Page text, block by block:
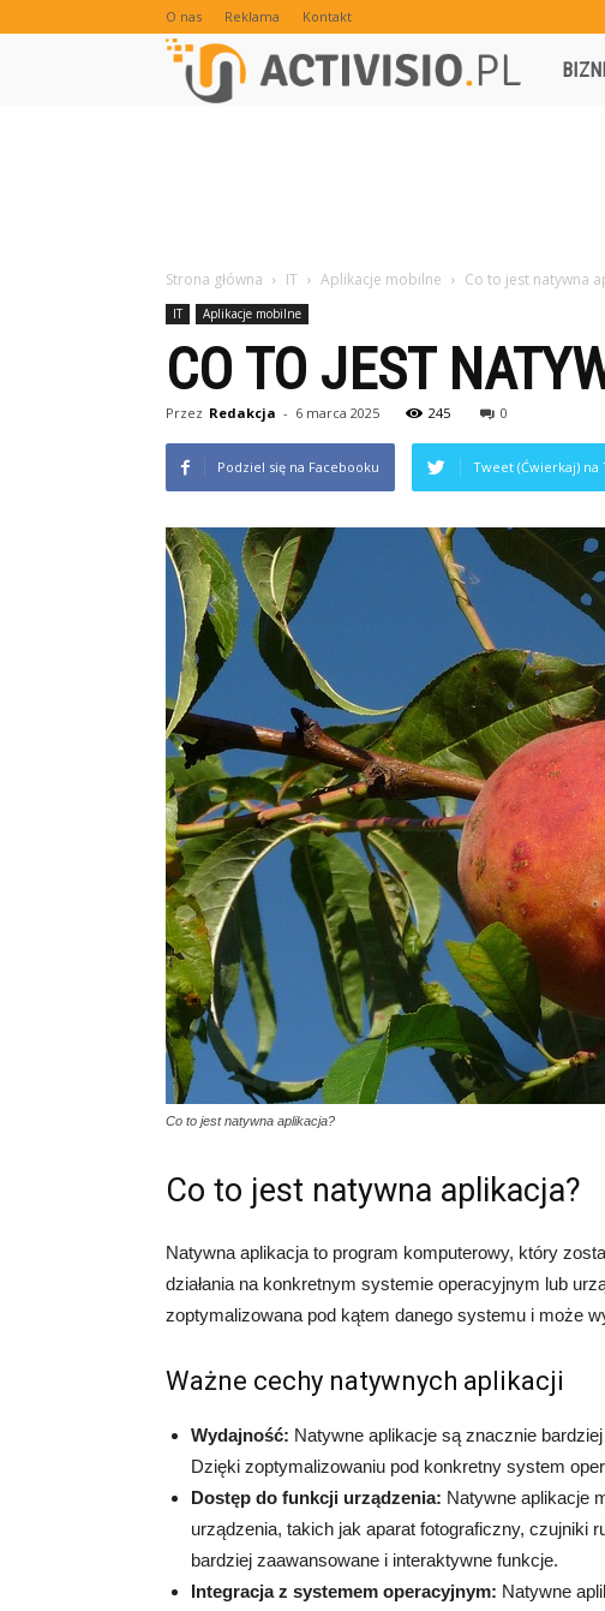
O nas Reklama Kontakt
Strona główna IT Aplikacje mobilne Co to jest natywna
IT Aplikacje mobilne
CO TO JEST
Przez Redakcja - 6 marca 2025 245 0
Podziel się na Facebooku Tweet (Ćwierkaj)
Co to jest natywna aplikacja?
Co to jest natywna aplikacja?
Natywna aplikacja to program komputerowy, który
działania na konkretnym systemie operacyjnym lub
zoptymalizowana pod kątem danego systemu i może
Ważne cechy natywnych aplikacji
Wydajność: Natywne aplikacje są znacznie
Dzięki zoptymalizowaniu pod konkretny system
Dostęp do funkcji urządzenia: Natywne aplikacje
urządzenia, takich jak aparat fotograficzny, czujniki
bardziej zaawansowane i interaktywne funkcje.
Integracja z systemem operacyjnym: Natywne